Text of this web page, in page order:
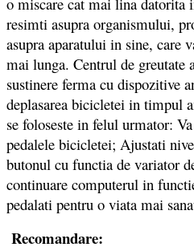
resimti asupra organismului,
asupra aparatului in sine, care
mai lunga. Centrul de greutate
sustinere ferma cu dispozitive
deplasarea bicicletei in timpul
se foloseste in felul urmator:
pedalele bicicletei; Ajustati
butonul cu functia de variator
continuare computerul in
pedalati pentru o viata mai
Recomandare: